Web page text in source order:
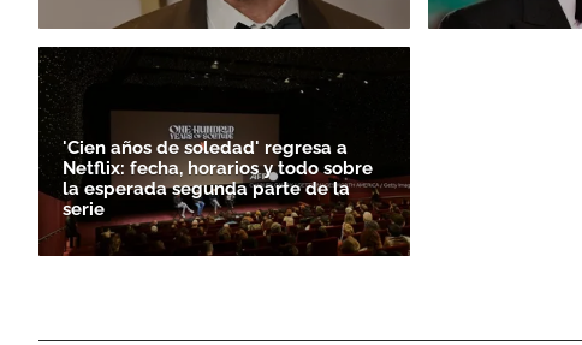
'Cien años de soledad' regresa a
Netflix: fecha, horarios y todo sobre
la esperada segunda parte de la
serie